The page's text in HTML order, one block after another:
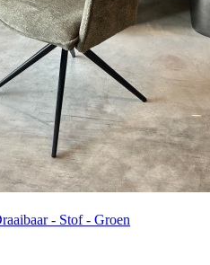
- Stof - Groen